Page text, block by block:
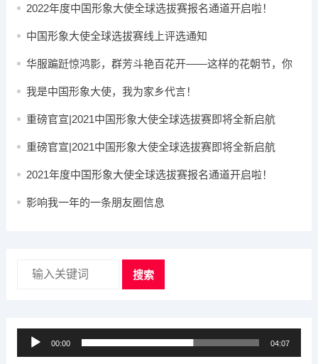
2022年度中国形象大使全球选拔赛报名通道开启啦！
中国形象大使全球选拔赛线上评选通知
华服蹁跹惊鸿影，群芳斗艳百花开——这样的花朝节，你
心动了吗？
我是中国形象大使，我为家乡代言！
重磅官宣|2021中国形象大使全球选拔赛即将全新启航
重磅官宣|2021中国形象大使全球选拔赛即将全新启航
2021年度中国形象大使全球选拔赛报名通道开启啦！
影响我一年的一条朋友圈信息
搜索
频
00:00 04:07